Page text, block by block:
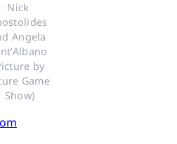
Nick
Angela
by
Game
Show)